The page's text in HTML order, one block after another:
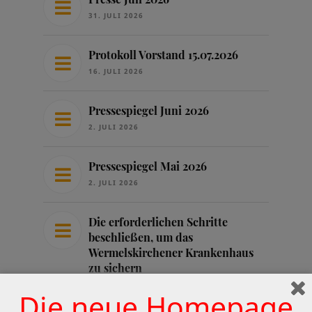
31. JULI 2026
Protokoll Vorstand 15.07.2026
16. JULI 2026
Pressespiegel Juni 2026
2. JULI 2026
Pressespiegel Mai 2026
2. JULI 2026
Die erforderlichen Schritte
beschließen, um das
Wermelskirchener Krankenhaus
zu sichern